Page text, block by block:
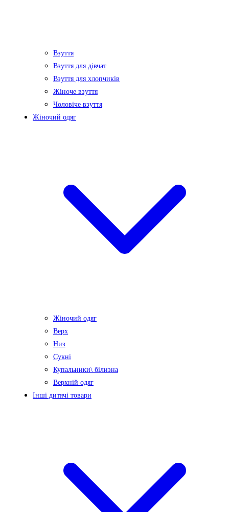
Взуття
Взуття для дівчат
Взуття для хлопчиків
Жіноче взуття
Чоловіче взуття
Жіночий одяг
Жіночий одяг
Верх
Низ
Сукні
Купальники\ білизна
Верхній одяг
Інші дитячі товари